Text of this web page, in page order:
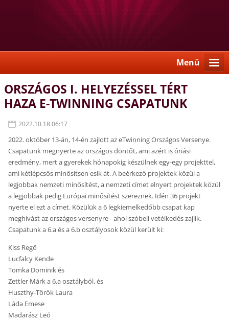
Menü
ORSZÁGOS I. HELYEZÉSSEL TÉRT
HAZA E-TWINNING CSAPATUNK
2022.10.18 06:17
2022. október 13-án, 14-én zajlott az eTwinning Országos Versenye.
Csapatunk megnyerte az országos döntőt, ami azért is óriási
eredmény, mert a gyerekek hónapokig készülnek egy-egy projekttel,
ami kétlépcsős minősítsen esik át. A beérkező projektek közül a
legjobbak nemzeti minősítést, a nemzeti címet elnyert projektek közül
a legjobbak pedig Európai minősítést szereznek. Idén 36 projekt
nyerte el ezt a címet. Közülük a 6 legkiemelkedőbb csapat kap
meghívást az országos versenyre - ahol szóbeli vetélkedés zajlik.
Csapatunk a 6.a és a 6.b osztályosok közül került ki:
Kiss Regő
Lucfalcy Kende
Tomka Dominik és
Zettler Márk a 6.a osztályból, és
Huszthy-Török Laura
Láda Emese
Madarász Leó